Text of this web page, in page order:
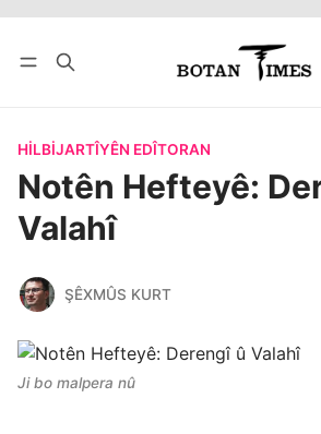
bişopîne
HILBIJARTÎYÊN EDÎTORAN
Notên Hefteyê:
Valahî
ŞÊXMÛS KURT
Ji bo malpera nû